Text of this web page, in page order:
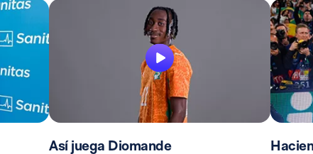
Así juega Diomande